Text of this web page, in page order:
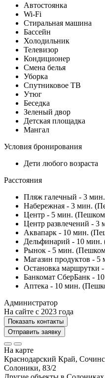
Автостоянка
Wi-Fi
Стиральная машина
Бассейн
Холодильник
Телевизор
Кондиционер
Смена белья
Уборка
Спутниковое ТВ
Утюг
Беседка
Зеленый двор
Детская площадка
Мангал
Условия бронирования
Дети любого возраста
Расстояния
Пляж галечный - 3
Набережная - 3 мин.
Центр - 5 мин.
Центр развлечений -
Аквапарк - 10 мин.
Дельфинарий - 10
Рынок - 5 мин.
Магазин продуктов -
Остановка маршрутки
Банкомат СберБанк -
Аптека - 10 мин.
Администратор
На сайте с 2023 года
Показать контакты
Отправить заявку
На карте
Краснодарский Край,
Солоники, 83/2